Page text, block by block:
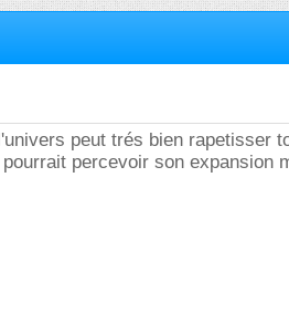
peut trés bien rapetisser
percevoir son expansion